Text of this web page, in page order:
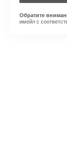
Обратите
имейл с